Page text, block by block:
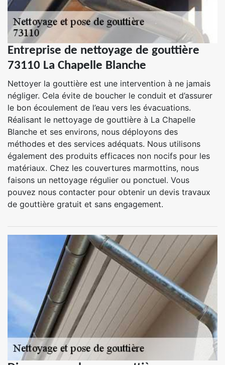
Entreprise de nettoyage de gouttière
73110 La Chapelle Blanche
Nettoyer la gouttière est une intervention à ne jamais
négliger. Cela évite de boucher le conduit et d’assurer
le bon écoulement de l’eau vers les évacuations.
Réalisant le nettoyage de gouttière à La Chapelle
Blanche et ses environs, nous déployons des
méthodes et des services adéquats. Nous utilisons
également des produits efficaces non nocifs pour les
matériaux. Chez les couvertures marmottins, nous
faisons un nettoyage régulier ou ponctuel. Vous
pouvez nous contacter pour obtenir un devis travaux
de gouttière gratuit et sans engagement.